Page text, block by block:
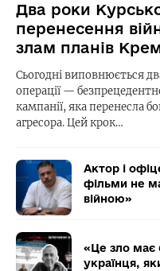
Два роки
перенесення
злам планів
Сьогодні виповнюється
операції —
кампанії, яка перенесла
агресора. Цей крок…
Актор і
фільми не
війною»
«Це зло має
українця,